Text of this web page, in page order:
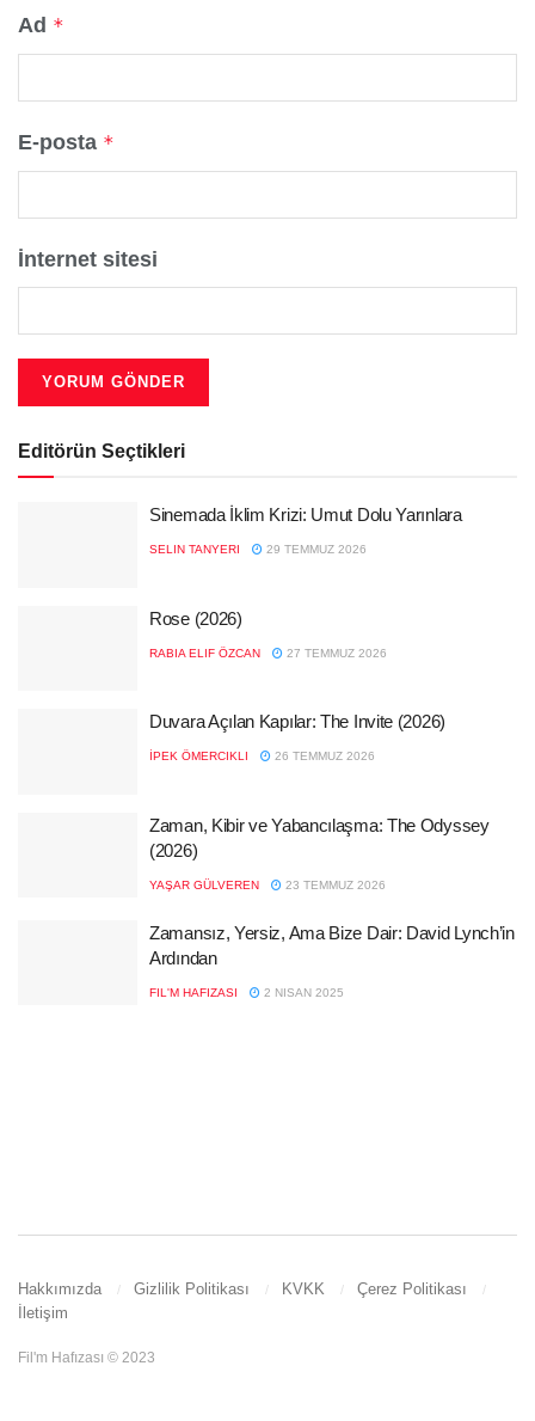
Ad *
E-posta *
İnternet sitesi
Editörün Seçtikleri
Sinemada İklim Krizi: Umut Dolu Yarınlara
SELIN TANYERI 29 TEMMUZ 2026
Rose (2026)
RABIA ELIF ÖZCAN 27 TEMMUZ 2026
Duvara Açılan Kapılar: The Invite (2026)
İPEK ÖMERCIKLI 26 TEMMUZ 2026
Zaman, Kibir ve Yabancılaşma: The Odyssey
(2026)
YAŞAR GÜLVEREN 23 TEMMUZ 2026
Zamansız, Yersiz, Ama Bize Dair: David Lynch’in
Ardından
FIL'M HAFIZASI 2 NISAN 2025
Hakkımızda Gizlilik Politikası KVKK
Çerez Politikası
İletişim
Fil'm Hafızası © 2023